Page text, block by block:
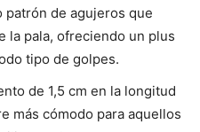
patrón de agujeros que
la pala, ofreciendo un plus
tipo de golpes.
de 1,5 cm en la longitud
más cómodo para aquellos